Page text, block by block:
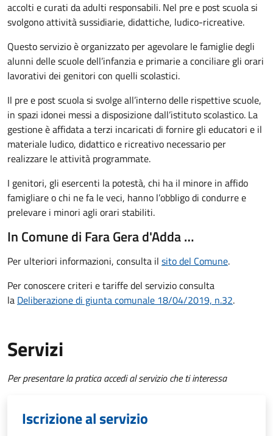
accolti e curati da adulti responsabili. Nel pre e post scuola si
svolgono attività sussidiarie, didattiche, ludico-ricreative.
Questo servizio è organizzato per agevolare le famiglie degli
alunni delle scuole dell’infanzia e primarie a conciliare gli orari
lavorativi dei genitori con quelli scolastici.
Il pre e post scuola si svolge all’interno delle rispettive scuole,
in spazi idonei messi a disposizione dall’istituto scolastico. La
gestione è affidata a terzi incaricati di fornire gli educatori e il
materiale ludico, didattico e ricreativo necessario per
realizzare le attività programmate.
I genitori, gli esercenti la potestà, chi ha il minore in affido
famigliare o chi ne fa le veci, hanno l’obbligo di condurre e
prelevare i minori agli orari stabiliti.
In Comune di Fara Gera d'Adda …
Per ulteriori informazioni, consulta il sito del Comune.
Per conoscere criteri e tariffe del servizio consulta
la Deliberazione di giunta comunale 18/04/2019, n.32.
Servizi
Per presentare la pratica accedi al servizio che ti interessa
Iscrizione al servizio